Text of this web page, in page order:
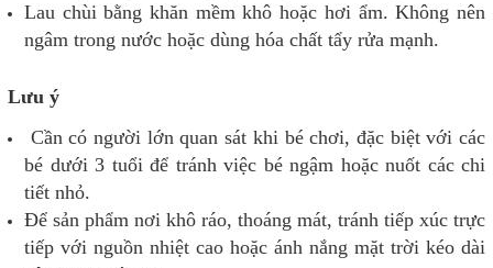
Lau chùi bằng khăn mềm khô hoặc hơi ẩm. Không nên
ngâm trong nước hoặc dùng hóa chất tẩy rửa mạnh.
Lưu ý
Cần có người lớn quan sát khi bé chơi, đặc biệt với các
bé dưới 3 tuổi để tránh việc bé ngậm hoặc nuốt các chi
tiết nhỏ.
Để sản phẩm nơi khô ráo, thoáng mát, tránh tiếp xúc trực
tiếp với nguồn nhiệt cao hoặc ánh nắng mặt trời kéo dài